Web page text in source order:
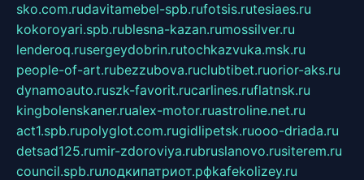
sko.com.rudavitamebel-spb.rufotsis.rutesiaes.ru
kokoroyari.spb.rublesna-kazan.rumossilver.ru
lenderoq.rusergeydobrin.rutochkazvuka.msk.ru
people-of-art.rubezzubova.ruclubtibet.ruorior-aks.ru
dynamoauto.ruszk-favorit.rucarlines.ruflatnsk.ru
kingbolenskaner.rualex-motor.ruastroline.net.ru
act1.spb.rupolyglot.com.rugidlipetsk.ruooo-driada.ru
detsad125.rumir-zdoroviya.rubruslanovo.rusiterem.ru
council.spb.ruлодкипатриот.рфkafekolizey.ru